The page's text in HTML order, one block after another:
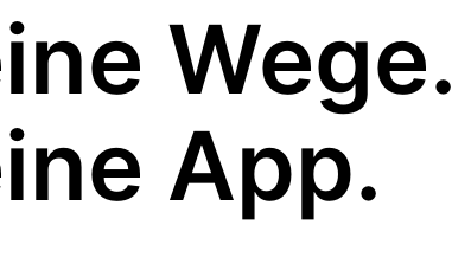
Wege.
App.